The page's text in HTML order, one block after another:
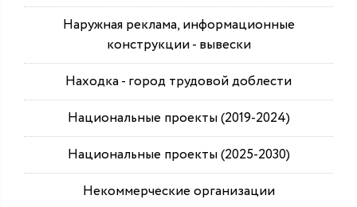
Наружная реклама, информационные
конструкции - вывески
Находка - город трудовой доблести
Национальные проекты (2019-2024)
Национальные проекты (2025-2030)
Некоммерческие организации